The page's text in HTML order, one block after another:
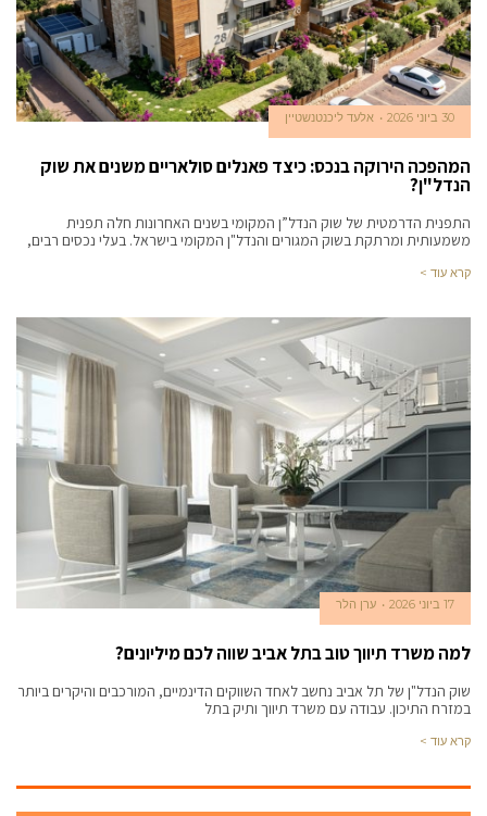
30 ביוני 2026 אלעד ליכנטנשטיין
המהפכה הירוקה בנכס: כיצד פאנלים סולאריים משנים את שוק
הנדל"ן?
התפנית הדרמטית של שוק הנדל”ן המקומי בשנים האחרונות חלה תפנית
משמעותית ומרתקת בשוק המגורים והנדל"ן המקומי בישראל. בעלי נכסים רבים,
קרא עוד >
17 ביוני 2026 ערן הלר
למה משרד תיווך טוב בתל אביב שווה לכם מיליונים?
שוק הנדל"ן של תל אביב נחשב לאחד השווקים הדינמיים, המורכבים והיקרים ביותר
במזרח התיכון. עבודה עם משרד תיווך ותיק בתל
קרא עוד >